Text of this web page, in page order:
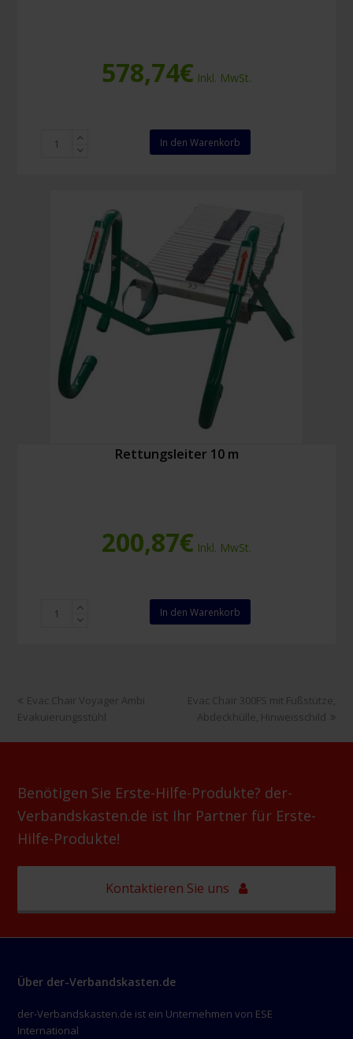
578,74€ Inkl. MwSt.
Spencer
Abseilsystem
In den Warenkorb
Rettungsleiter 10 m
200,87€ Inkl. MwSt.
Rettungsleiter
In den Warenkorb
vorheriger
Beitrag:
Evac Chair Voyager Ambi
Evakuierungsstühl
Nächster
Beitrag:
Evac Chair 300FS mit Fußstütze,
Abdeckhülle, Hinweisschild
Benötigen Sie Erste-Hilfe-Produkte? der-
Verbandskasten.de ist Ihr Partner für Erste-
Hilfe-Produkte!
Kontaktieren Sie uns
Über der-Verbandskasten.de
der-Verbandskasten.de ist ein Unternehmen von ESE
International